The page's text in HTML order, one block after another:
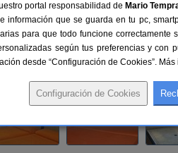
30 km de Málaga Compartir:
portal responsabilidad de Mario
que se guarda en tu pc,
para que todo funcione
según tus preferencias y
desde “Configuración de Cookies”.